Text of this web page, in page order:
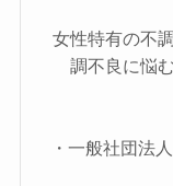
女性特有の不
調不良に悩
・一般社団法